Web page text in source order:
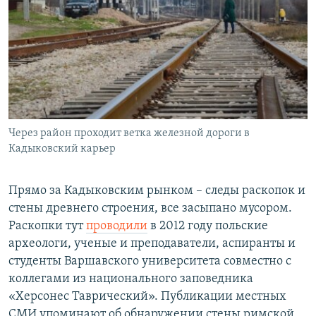
Через район проходит ветка железной дороги в
Кадыковский карьер
Прямо за Кадыковским рынком – следы раскопок и
стены древнего строения, все засыпано мусором.
Раскопки тутпроводили в 2012 году польские
археологи, ученые и преподаватели, аспиранты и
студенты Варшавского университета совместно с
коллегами из национального заповедника
«Херсонес Таврический». Публикации местных